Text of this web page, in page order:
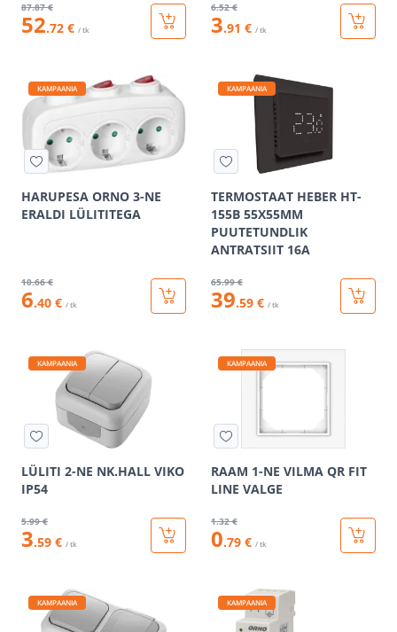
87.87 €
52.72 € / tk
6.52 €
3.91 € / tk
KAMPAANIA
HARUPESA ORNO 3-NE
ERALDI LÜLITITEGA
10.66 €
6.40 € / tk
KAMPAANIA
TERMOSTAAT HEBER HT-
155B 55X55MM
PUUTETUNDLIK
ANTRATSIIT 16A
65.99 €
39.59 € / tk
KAMPAANIA
LÜLITI 2-NE NK.HALL VIKO
IP54
5.99 €
3.59 € / tk
KAMPAANIA
RAAM 1-NE VILMA QR FIT
LINE VALGE
1.32 €
0.79 € / tk
KAMPAANIA KAMPAANIA